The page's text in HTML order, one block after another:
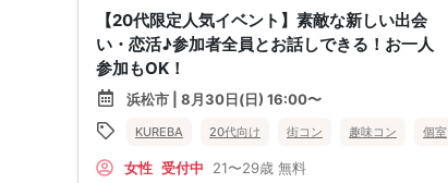
【20代限定人気イベント】素敵な新しい出会
い・恋活♪参加者全員とお話しできる！お一人
参加もOK！
浜松市 | 8月30日(日) 16:00〜
KUREBA 20代向け 街コン 趣味コン 個室
女性 受付中 21〜29歳 無料